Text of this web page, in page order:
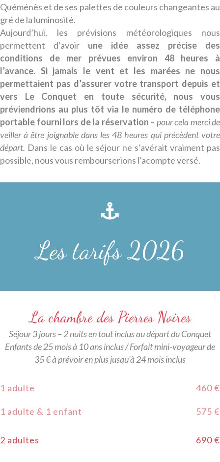
Quéménès et de ses palettes de couleurs changeantes au
gré de la luminosité.
Aujourd’hui, les prévisions météorologiques nous
permettent d’avoir une idée assez précise des
conditions de mer prévues environ 48 heures à
l’avance. Si jamais le vent et les marées ne nous
permettaient pas d’assurer votre transport depuis et
vers Le Conquet en toute sécurité, nous vous
préviendrions au plus tôt via le numéro de téléphone
portable fourni lors de la réservation – pour cela merci de
veiller à être joignable dans les 48 heures qui précèdent votre
départ. Dans le cas où le séjour ne s’avérait vraiment pas
possible, nous vous rembourserions l’acompte versé.
Les tarifs 2026
La chambre des Pierres Noires
Séjour 3 jours – 2 nuits en tout inclus au départ du Conquet
Enfants de 25 mois à 10 ans inclus / Forfait mini-voyageur de
35 € à prévoir en plus jusqu’à 24 mois inclus
1 adulte 460 €
1 adulte & 1 enfant 575 €
2 adultes 690 €